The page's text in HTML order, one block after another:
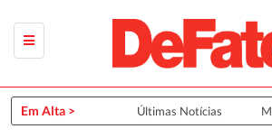
Em Alta > Últimas Notícias